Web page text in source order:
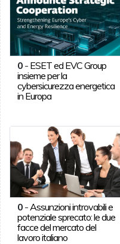
0- ESET ed EVC Group
insieme per la
cybersicurezza energetica
in Europa
0- Assunzioni introvabili e
potenziale sprecato: le due
facce del mercato del
lavoro italiano